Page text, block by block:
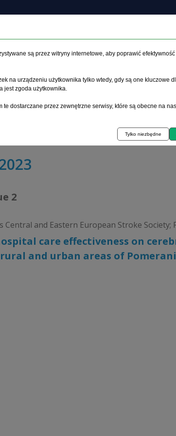
Current issue Archive Articles
>
care effectiveness on cerebral
2
Central and Eastern European Stroke
care effectiveness on
and urban areas of
są przez witryny internetowe, aby poprawić
na urządzeniu użytkownika tylko wtedy, gdy są one kluczowe
jest zgoda użytkownika.
dostarczane przez zewnętrzne serwisy, które są obecne na
Tylko niezbędne